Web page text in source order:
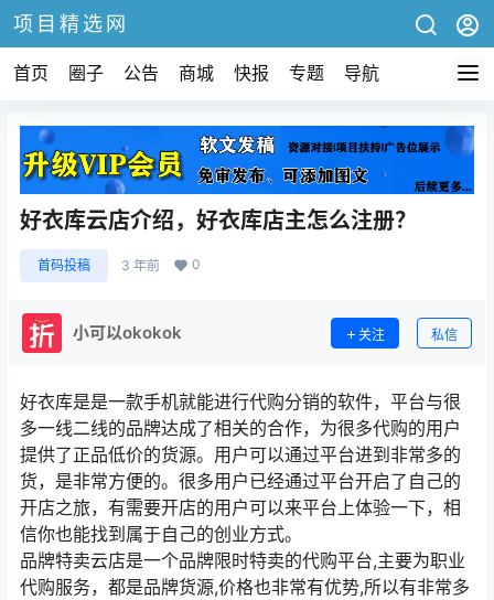
项目精选网
首页 圈子 公告 商城 快报 专题 导航
好衣库云店介绍，好衣库店主怎么注册？
首码投稿 3 年前 0
小可以okokok 关注 私信
好衣库是是一款手机就能进行代购分销的软件，平台与很
多一线二线的品牌达成了相关的合作，为很多代购的用户
提供了正品低价的货源。用户可以通过平台进到非常多的
货，是非常方便的。很多用户已经通过平台开启了自己的
开店之旅，有需要开店的用户可以来平台上体验一下，相
信你也能找到属于自己的创业方式。
品牌特卖云店是一个品牌限时特卖的代购平台,主要为职业
代购服务，都是品牌货源,价格也非常有优势,所以有非常多